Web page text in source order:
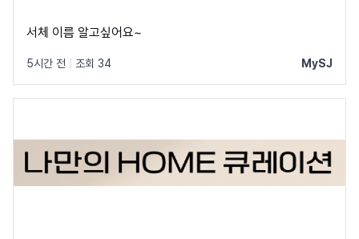
서체 이름 알고싶어요~
5시간 전 조회 34 MySJ